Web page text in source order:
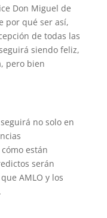
Don Miguel de
por qué ser así,
de todas las
siendo feliz,
pero bien
no solo en
están
serán
AMLO y los